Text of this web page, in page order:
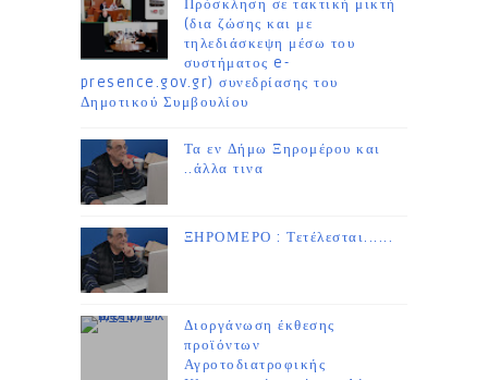
Πρόσκληση σε τακτική μικτή
(δια ζώσης και με
τηλεδιάσκεψη μέσω του
συστήματος e-
presence.gov.gr) συνεδρίασης του
Δημοτικού Συμβουλίου
Τα εν Δήμω Ξηρομέρου και
..άλλα τινα
ΞΗΡΟΜΕΡΟ : Τετέλεσται......
Διοργάνωση έκθεσης
προϊόντων
Αγροτοδιατροφικής